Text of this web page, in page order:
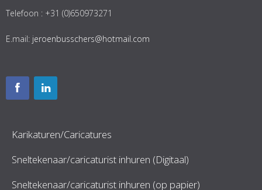
Telefoon : +31 (0)650973271
E.mail: jeroenbusschers@hotmail.com
Karikaturen/Caricatures
Sneltekenaar/caricaturist inhuren (Digitaal)
Sneltekenaar/caricaturist inhuren (op papier)